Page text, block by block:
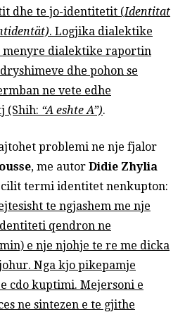
dhe te jo-identitetit (Identitat
. Logjika dialektike
menyre dialektike raportin
dhe pohon se
ne vete edhe
(Shih: “A eshte A”).
problemi ne nje fjalor
, me autor Didie Zhylia
cilit termi identitet nenkupton:
te ngjashem me nje
qendron ne
e nje njohje te re me dicka
Nga kjo pikepamje
cdo kuptimi. Mejersoni e
ne sintezen e te gjithe